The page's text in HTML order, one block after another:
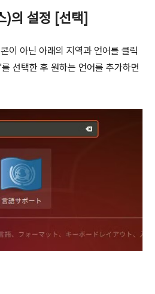
)의 설정 [선택]
이 아닌 아래의 지역과 언어를 클릭
선택한 후 원하는 언어를 추가하면